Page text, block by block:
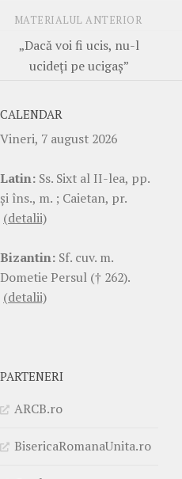
MATERIALUL ANTERIOR
„Dacă voi fi ucis, nu-l
ucideţi pe ucigaş”
CALENDAR
Vineri, 7 august 2026
Latin: Ss. Sixt al II-lea, pp.
şi îns., m. ; Caietan, pr.
(detalii)
Bizantin: Sf. cuv. m.
Dometie Persul († 262).
(detalii)
PARTENERI
ARCB.ro
BisericaRomanaUnita.ro